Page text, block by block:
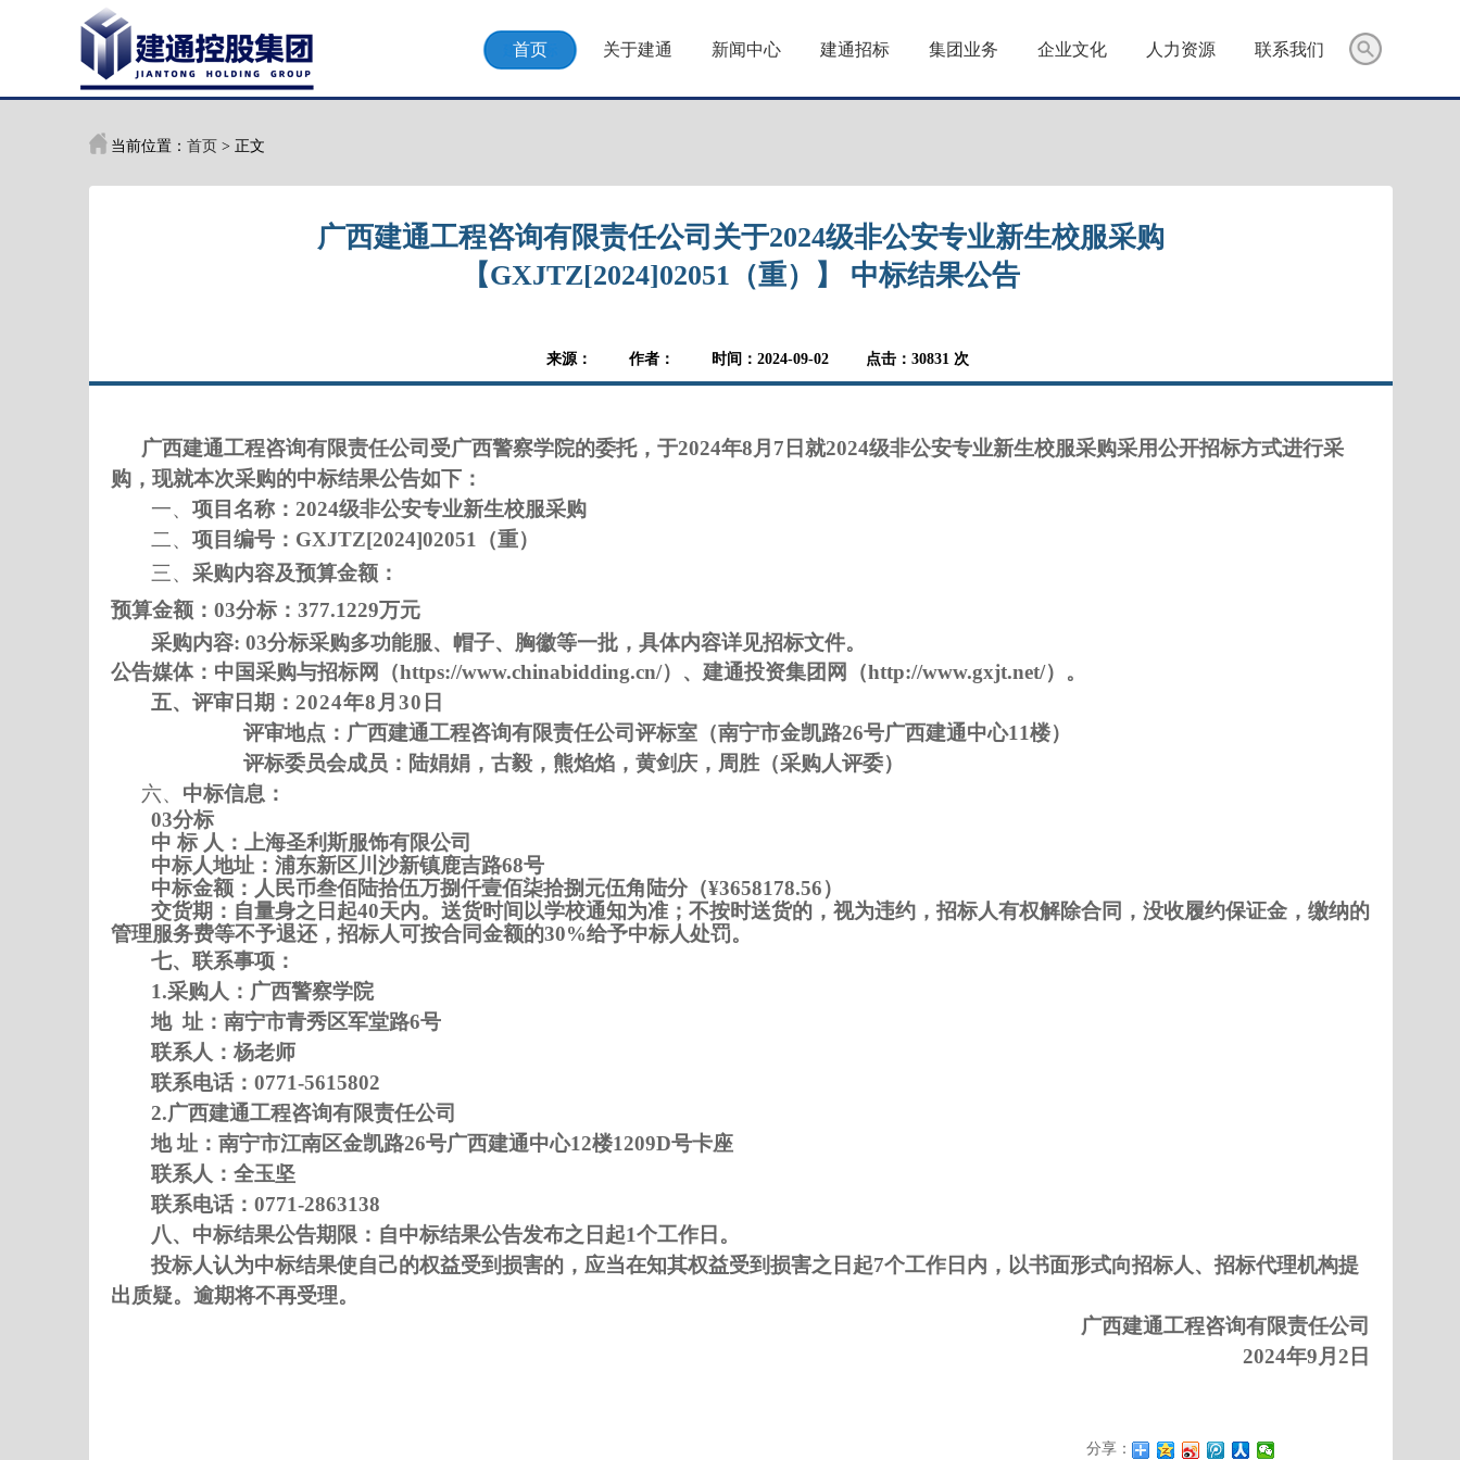
首页 关于建通 新闻中心 建通招标 集团业务 企业文化 人力资源 联系我们
当前位置： 首页 > 正文
广西建通工程咨询有限责任公司关于2024级非公安专业新生校服采购
【GXJTZ[2024]02051（重）】 中标结果公告
来源： 作者： 时间：2024-09-02 点击： 30831次
广西建通工程咨询有限责任公司受广西警察学院的委托，于2024年8月 7 日就2024级非公安专业新生校服采购采用公开招标方式进行采
购，现就本次采购的中标结果公告如下：
一、 项目名称： 2024级非公安专业新生校服采购
二、 项目编号： GXJTZ[2024]02051（重）
三、 采购内容及预算金额：
预算金额： 03分标：377.1229万元
采购内容: 03分标采购多功能服、帽子、胸徽等一批，具体内容详见招标文件。
公告媒体：中国采购与招标网（https://www.chinabidding.cn/）、建通投资集团网（http://www.gxjt.net/）。
五、评审日期： 2024年8 月 30 日
评审地点： 广西建通工程咨询有限责任公司评标室（南宁市金凯路26号广西建通中心11楼）
评标委员会成员：陆娟娟，古毅，熊焰焰，黄剑庆，周胜（采购人评委）
六、 中标信息：
03分标
中 标 人：上海圣利斯服饰有限公司
中标人地址：浦东新区川沙新镇鹿吉路68号
中标金额：人民币叁佰陆拾伍万捌仟壹佰柒拾捌元伍角陆分（¥3658178.56）
交货期 ：自量身之日起40天内。送货时间以学校通知为准；不按时送货的，视为违约，招标人有权解除合同，没收履约保证金，缴纳的
管理服务费等不予退还，招标人可按合同金额的30%给予中标人处罚。
七、联系事项：
1.采购人： 广西警察学院
地 址： 南宁市青秀区军堂路6号
联系人： 杨老师
联系电话： 0771-5615802
2.广西建通工程咨询有限责任公司
地 址： 南宁市江南区金凯路26号广西建通中心12楼1209D号卡座
联系人： 全玉坚
联系电话： 0771-2863138
八、中标结果公告期限：自中标结果公告发布之日起1个工作日 。
投标人认为中标结果使自己的权益受到损害的，应当在知其权益受到损害之日起7个工作日 内，以书面形式向招标人、 招标代理机构提
出质疑。逾期将不再受理。
广西建通工程咨询有限责任公司
2024年9月 2 日
分享：